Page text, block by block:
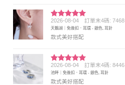
評分5 滿
分 5
2026-08-04 訂單末4碼: 7468
天鵝湖｜免後扣．耳環 - 銀色, 耳針
款式美好搭配
評分5滿
分 5
2026-08-04 訂單末4碼: 8446
池畔｜免後扣．耳環 - 銀色, 耳針
款式美好搭配